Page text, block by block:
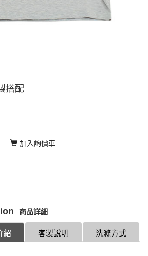
搭配
加入詢價車
商品詳細
洗滌方式
客製說明
紹